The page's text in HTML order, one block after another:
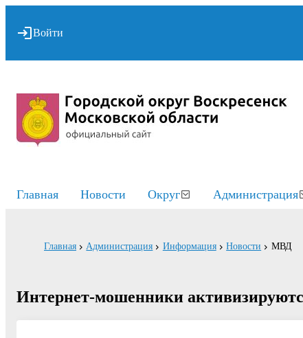
Войти
Главная Новости Округ Администрация
Главная Администрация Информация Новости МВД
Интернет-мошенники